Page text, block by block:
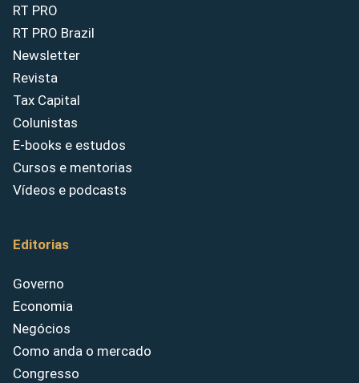
RT PRO
RT PRO Brazil
Newsletter
Revista
Tax Capital
Colunistas
E-books e estudos
Cursos e mentorias
Vídeos e podcasts
Editorias
Governo
Economia
Negócios
Como anda o mercado
Congresso